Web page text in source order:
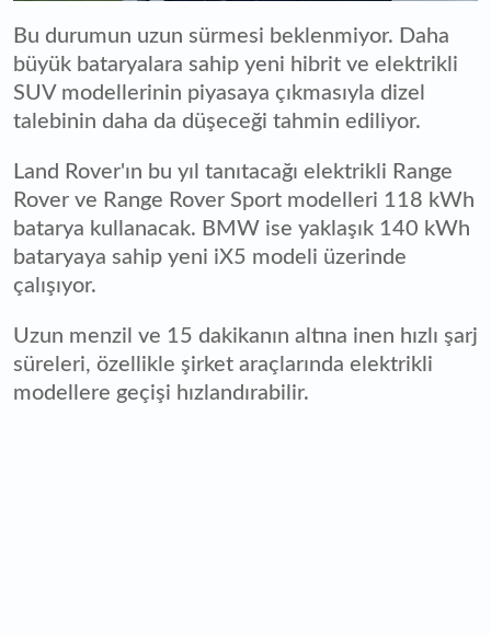
Bu durumun uzun sürmesi beklenmiyor. Daha
büyük bataryalara sahip yeni hibrit ve elektrikli
SUV modellerinin piyasaya çıkmasıyla dizel
talebinin daha da düşeceği tahmin ediliyor.
Land Rover'ın bu yıl tanıtacağı elektrikli Range
Rover ve Range Rover Sport modelleri 118 kWh
batarya kullanacak. BMW ise yaklaşık 140 kWh
bataryaya sahip yeni iX5 modeli üzerinde
çalışıyor.
Uzun menzil ve 15 dakikanın altına inen hızlı şarj
süreleri, özellikle şirket araçlarında elektrikli
modellere geçişi hızlandırabilir.